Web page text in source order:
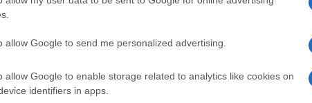
allow Google to send me personalized advertising.
allow Google to enable storage related to analytics like cookies on
identifiers in apps.
knjižnice so bili že od prej v lasti občine, potrebne
oprema pa so skupno stali okoli 320.000 (z DDV), je za STA
Mislinja
Boris Kamenik. Od skupnega zneska je okoli 62.000
naložbi dodala občina.